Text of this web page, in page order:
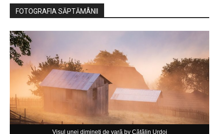
FOTOGRAFIA SĂPTĂMÂNII
Visul unei dimineţi de vară by Cătălin Urdoi